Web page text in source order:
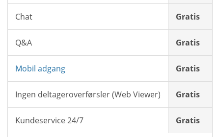
Chat Gratis
Q&A Gratis
Mobil adgang Gratis
Ingen deltageroverførsler (Web Viewer) Gratis
Kundeservice 24/7 Gratis